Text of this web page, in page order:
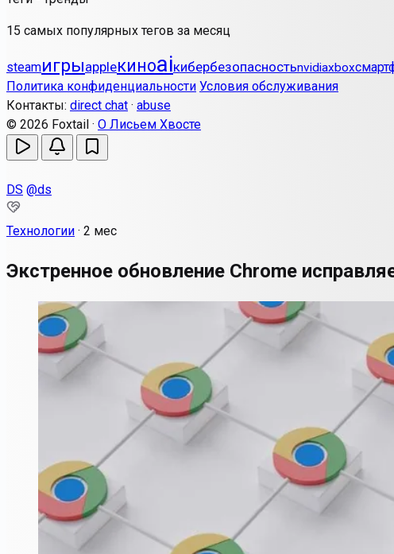
15 самых популярных тегов за месяц
steamигрыappleкиноaiкибербезопасностьnvidiaxbox
Политика конфиденциальности Условия обслуживания
Контакты: direct chat · abuse
© 2026 Foxtail · О Лисьем Хвосте
DS @ds
Технологии · 2 мес
Экстренное обновление Chrome